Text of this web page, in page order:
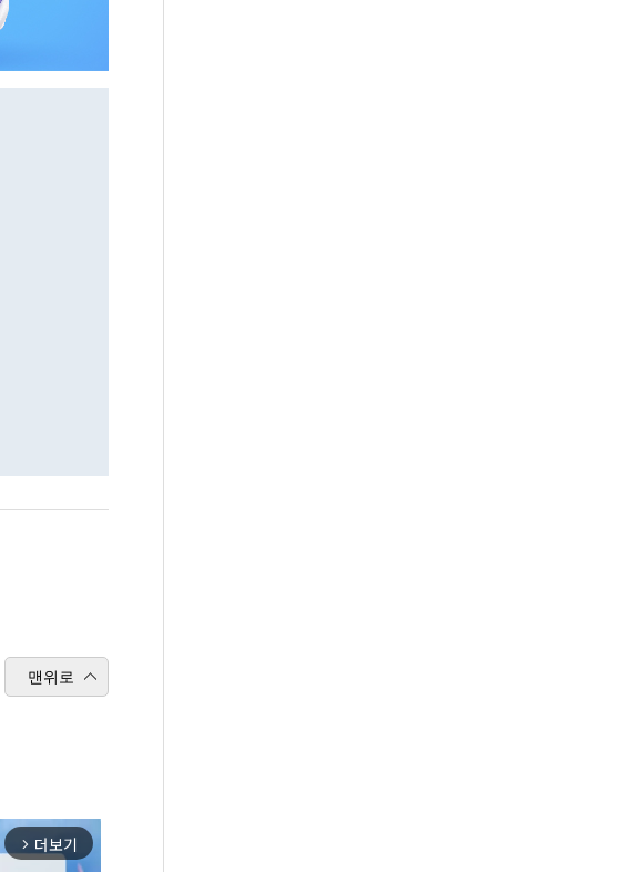
맨위로
arrow_forward_ios 더보기